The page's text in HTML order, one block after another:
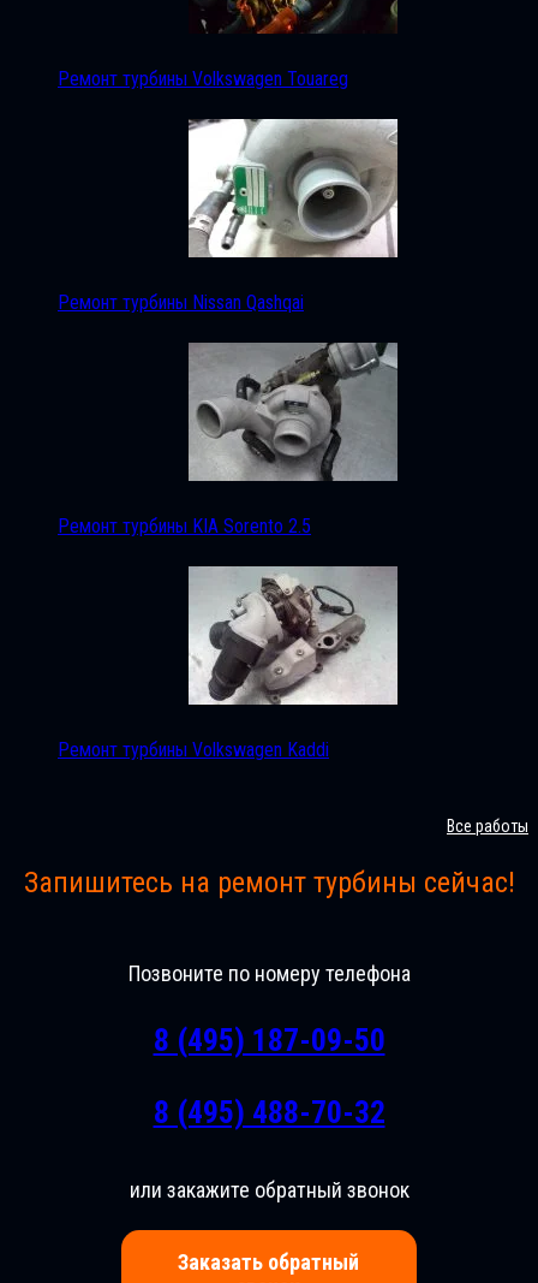
Ремонт турбины Volkswagen Touareg
Ремонт турбины Nissan Qashqai
Ремонт турбины KIA Sorento 2.5
Ремонт турбины Volkswagen Kaddi
Все работы
Запишитесь на ремонт турбины сейчас!
Позвоните по номеру телефона
8 (495) 187-09-50
8 (495) 488-70-32
или закажите обратный звонок
Заказать обратный